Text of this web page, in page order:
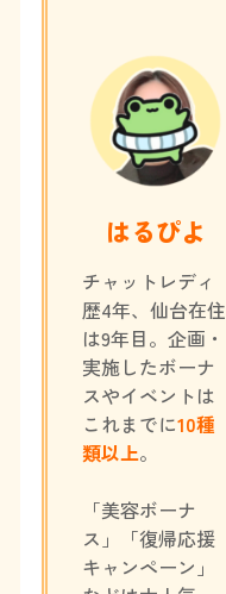
はるぴよ
チャットレディ
歴4年、仙台在住
は9年目。企画・
実施したボーナ
スやイベントは
これまでに10種
類以上。
「美容ボーナ
ス」「復帰応援
キャンペーン」